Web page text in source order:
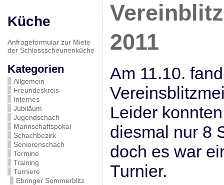
Küche
Anfrageformular zur Miete
der Schlossscheunenküche
Kategorien
Allgemein
Freundeskreis
Internes
Jubiläum
Jugendschach
Mannschaftspokal
Schachbezirk
Seniorenschach
Termine
Training
Turniere
Ebringer Sommerblitz
2011
Am 11.10.
Leider
diesmal nur 8
doch es war
Turnier.